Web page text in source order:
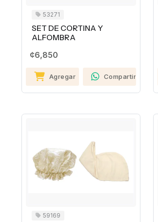
53271
SET DE CORTINA Y
ALFOMBRA
¢6,850
Agregar Compartir
59169